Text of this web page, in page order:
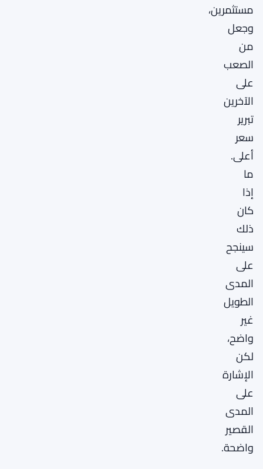
مستثمرين،
وجعل
من
الصعب
على
الآخرين
تبرير
سعر
أعلى.
ما
إذا
كان
ذلك
سينجح
على
المدى
الطويل
غير
واضح،
لكن
الإشارة
على
المدى
القصير
واضحة.